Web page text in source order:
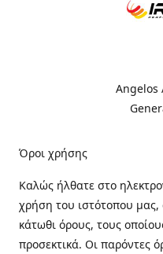
Angelos
Όροι χρήσης
Καλώς ήλθατε στo
χρήση του ιστότοπου
κάτωθι όρους, τους
προσεκτικά. Οι παρόντες